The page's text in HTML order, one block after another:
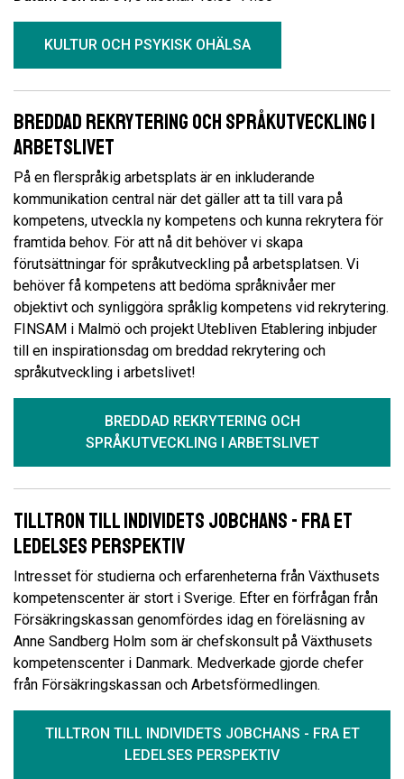
KULTUR OCH PSYKISK OHÄLSA
Breddad rekrytering och språkutveckling i
arbetslivet
På en flerspråkig arbetsplats är en inkluderande
kommunikation central när det gäller att ta till vara på
kompetens, utveckla ny kompetens och kunna rekrytera för
framtida behov. För att nå dit behöver vi skapa
förutsättningar för språkutveckling på arbetsplatsen. Vi
behöver få kompetens att bedöma språknivåer mer
objektivt och synliggöra språklig kompetens vid rekrytering.
FINSAM i Malmö och projekt Utebliven Etablering inbjuder
till en inspirationsdag om breddad rekrytering och
språkutveckling i arbetslivet!
BREDDAD REKRYTERING OCH
SPRÅKUTVECKLING I ARBETSLIVET
Tilltron till individets jobchans - fra et
ledelses perspektiv
Intresset för studierna och erfarenheterna från Växthusets
kompetenscenter är stort i Sverige. Efter en förfrågan från
Försäkringskassan genomfördes idag en föreläsning av
Anne Sandberg Holm som är chefskonsult på Växthusets
kompetenscenter i Danmark. Medverkade gjorde chefer
från Försäkringskassan och Arbetsförmedlingen.
TILLTRON TILL INDIVIDETS JOBCHANS - FRA ET
LEDELSES PERSPEKTIV